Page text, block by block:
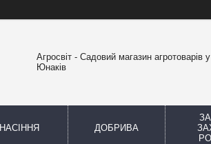
Агросвіт - Садовий магазин агротоварів у
Юнаків
НАСІННЯ ДОБРИВА